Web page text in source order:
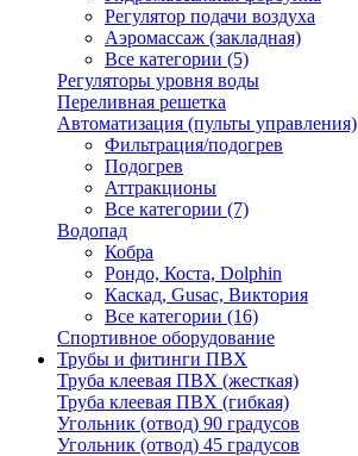
Регулятор подачи воздуха
Аэромассаж (закладная)
Все категории (5)
Регуляторы уровня воды
Переливная решетка
Автоматизация (пульты управления)
Фильтрация/подогрев
Подогрев
Аттракционы
Все категории (7)
Водопад
Кобра
Рондо, Коста, Dolphin
Каскад, Gusac, Виктория
Все категории (16)
Спортивное оборудование
Трубы и фитинги ПВХ
Труба клеевая ПВХ (жесткая)
Труба клеевая ПВХ (гибкая)
Угольник (отвод) 90 градусов
Угольник (отвод) 45 градусов